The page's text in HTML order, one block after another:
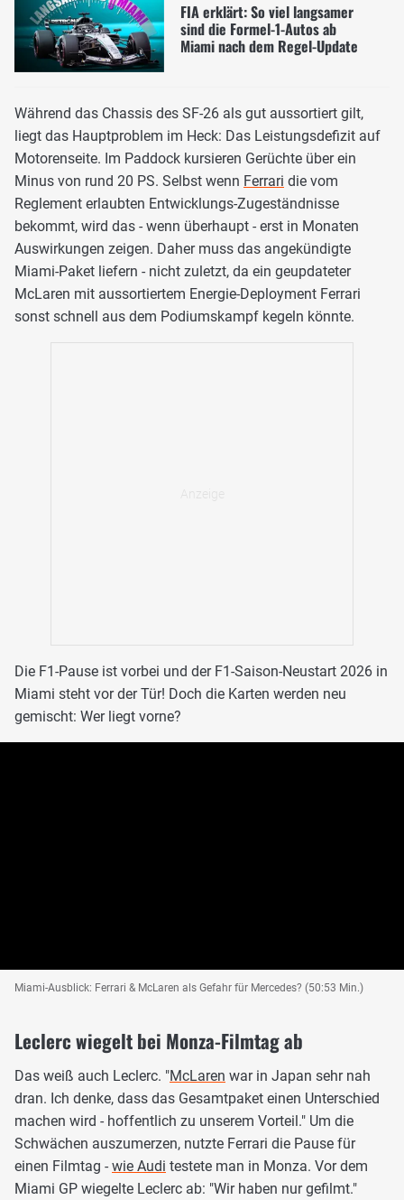
FIA erklärt: So viel langsamer
sind die Formel-1-Autos ab
Miami nach dem Regel-Update
Während das Chassis des SF-26 als gut aussortiert gilt,
liegt das Hauptproblem im Heck: Das Leistungsdefizit auf
Motorenseite. Im Paddock kursieren Gerüchte über ein
Minus von rund 20 PS. Selbst wenn Ferrari die vom
Reglement erlaubten Entwicklungs-Zugeständnisse
bekommt, wird das - wenn überhaupt - erst in Monaten
Auswirkungen zeigen. Daher muss das angekündigte
Miami-Paket liefern - nicht zuletzt, da ein geupdateter
McLaren mit aussortiertem Energie-Deployment Ferrari
sonst schnell aus dem Podiumskampf kegeln könnte.
Die F1-Pause ist vorbei und der F1-Saison-Neustart 2026 in
Miami steht vor der Tür! Doch die Karten werden neu
gemischt: Wer liegt vorne?
Miami-Ausblick: Ferrari & McLaren als Gefahr für Mercedes? (50:53 Min.)
Leclerc wiegelt bei Monza-Filmtag ab
Das weiß auch Leclerc. "McLaren war in Japan sehr nah
dran. Ich denke, dass das Gesamtpaket einen Unterschied
machen wird - hoffentlich zu unserem Vorteil." Um die
Schwächen auszumerzen, nutzte Ferrari die Pause für
einen Filmtag - wie Audi testete man in Monza. Vor dem
Miami GP wiegelte Leclerc ab: "Wir haben nur gefilmt."